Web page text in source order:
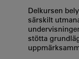
Delkursen
särskilt
stötta